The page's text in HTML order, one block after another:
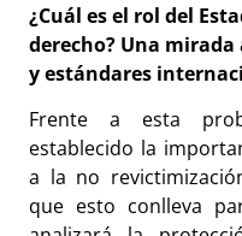
¿Cuál es el rol del
derecho? Una
y estándares
Frente a esta
establecido la
a la no
que esto conlleva